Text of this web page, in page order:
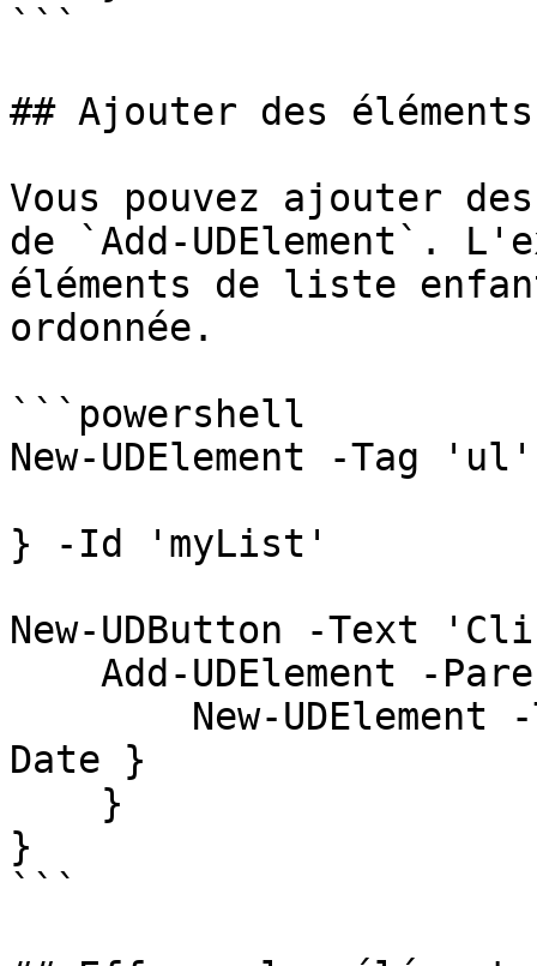
```
## Ajouter des
Vous pouvez ajouter
de `Add-UDElement`.
éléments de liste
ordonnée.
```powershell
New-UDElement -Tag
} -Id 'myList'
New-UDButton -Text
Date }
}
```